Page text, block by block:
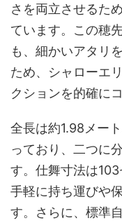
さを両立させるた
ています。この穂
も、細かいアタリ
ため、シャローエ
クションを的確に
全長は約1.98メー
っており、二つに
す。仕舞寸法は103
手軽に持ち運びや
す。さらに、標準